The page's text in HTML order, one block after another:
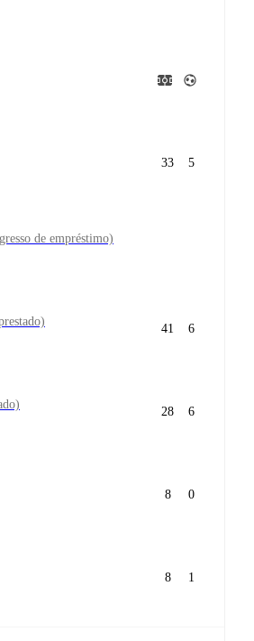
33 5
de empréstimo)
41 6
28 6
8 0
8 1